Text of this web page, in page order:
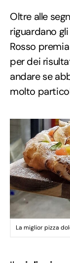
Oltre alle
riguardano
Rosso
per dei
andare se
molto
La miglior pizza